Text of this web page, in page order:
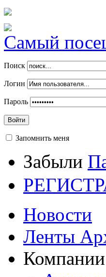
Самый
Поиск
Логин
Пароль
Войти
Запомнить меня
Забыли
Новости
Ленты
Компании